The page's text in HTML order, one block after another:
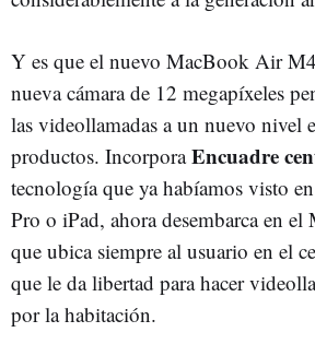
Y es que el nuevo MacBook Air
nueva cámara de 12 megapíxeles
las videollamadas a un nuevo nivel
productos. IncorporaEncuadre
tecnología que ya habíamos visto
Pro o iPad, ahora desembarca en
que ubica siempre al usuario en el
que le da libertad para hacer
por la habitación.